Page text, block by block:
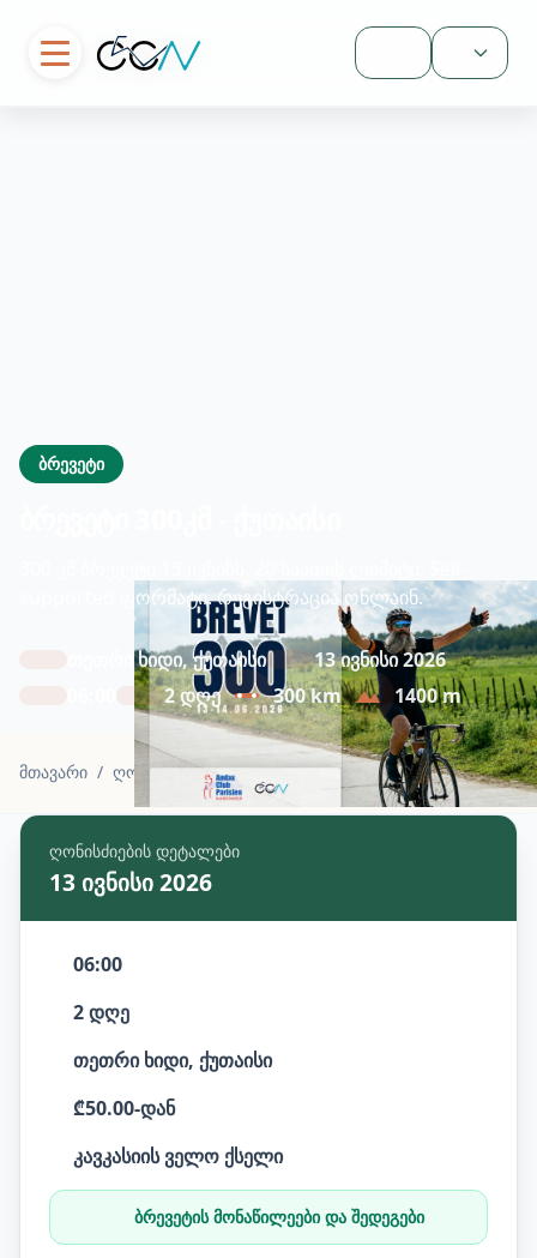
შესვლა
ბრევეტი
supported ფორმატი. რეგისტრაცია ონლაინ.
თეთრი ხიდი, ქუთაისი
13 ივნისი 2026
2 დღე 300 km 1400 m
მთავარი / ღონისძიებები / ბრევეტი 300კმ - ქუთაისი
ღონისძიების დეტალები
13 ივნისი 2026
06:00
2 დღე
თეთრი ხიდი, ქუთაისი
₾50.00-დან
კავკასიის ველო ქსელი
ბრევეტის მონაწილეები და შედეგები